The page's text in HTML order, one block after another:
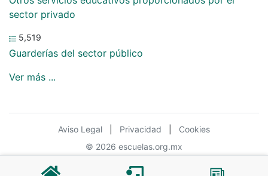
sector privado
5,519
Guarderías del sector público
Ver más ...
Aviso Legal Privacidad
Cookies
© 2026 escuelas.org.mx